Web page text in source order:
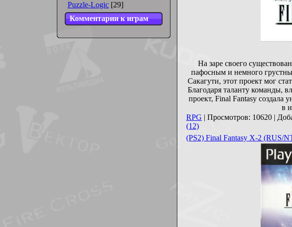
Puzzle-Logic [29]
Комментарии к играм
На заре своего
пафосным и немного
Сакагути, этот проект мог
Благодаря таланту команды,
проект, Final Fantasy создала
в
RPG | Просмотров: 10620 |
(12)
(PS2) Final Fantasy X-2 (RUS/